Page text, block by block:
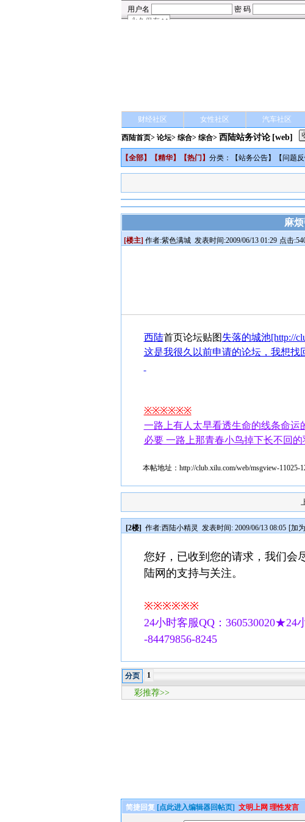
财经社区 女性社区 汽车社区
西陆首页> 论坛> 综合> 综合> 西陆站务讨论 [web]
【全部】【精华】【热门 】 分类：【站务公告】【问题
麻
[楼主] 作者:紫色满城 发表时间:2009/06/13 01:29 点击
西陆首页论坛贴图失落的城池[http://
这是我很久以前申请的论坛，我想
※※※※※※
一路上有人太早看透生命的线条命
必要 一路上那青春小鸟掉下长不回的
本帖地址： http://club.xilu.com/web/msgview-11025-
[2楼] 作者:西陆小精灵 发表时间: 2009/06/13 08:05 [加
您好，已收到您的请求，我们会
陆网的支持与关注。
※※※※※※
24小时客服QQ：360530020★24
-84479856-8245
分页 1
彩推荐>>
简捷回复 [点此进入编辑器回帖页] 文明上网 理性发言